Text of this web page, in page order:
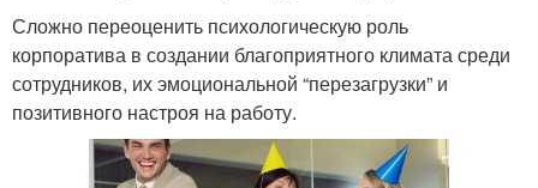
Сложно переоценить психологическую роль
корпоратива в создании благоприятного климата среди
сотрудников, их эмоциональной “перезагрузки” и
позитивного настроя на работу.